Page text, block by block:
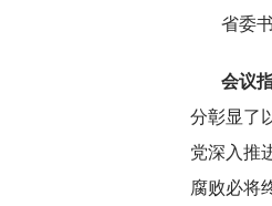
省委
会议
分彰显了
党深入推
腐败必将